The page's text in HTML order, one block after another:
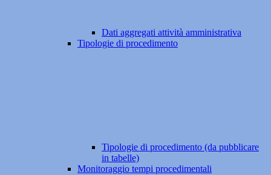
Dati aggregati attività amministrativa
Tipologie di procedimento
Tipologie di procedimento (da pubblicare
in tabelle)
Monitoraggio tempi procedimentali